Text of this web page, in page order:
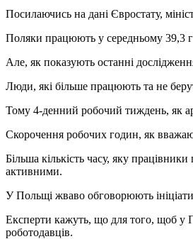
Посилаючись на дані Євростату,
Поляки працюють у середньому 39,3
Але, як показують останні
Люди, які більше працюють та не
Тому 4-денний робочий тиждень, як
Скорочення робочих годин, як
Більша кількість часу, яку
активними.
У Польщі жваво обговорюють
Експерти кажуть, що для того, щоб у
роботодавців.